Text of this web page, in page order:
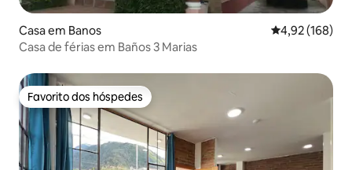
Casa em Banos Classificação
4,92 (168)
Casa de férias em Baños 3 Marias
Favorito dos hóspedes
Favorito dos hóspedes